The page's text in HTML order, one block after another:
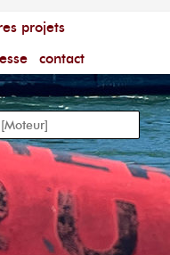
projets
contact
– [Un poing c'est